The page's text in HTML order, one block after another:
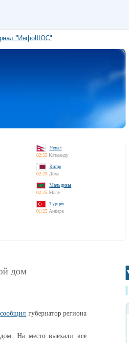
"ИнфоШОС"
Непал
02:55 Катманду
Катар
02:25 Доха
Мальдивы
02:25 Мале
Турция
01:25 Анкара
дом
сообщил губернатор региона
На место выехали все